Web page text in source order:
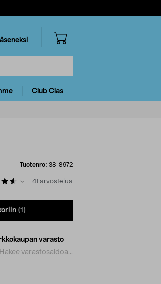
Club Clas
Tuotenro: 38-8972
41 arvostelua
(1)
varasto
Hakee varastosaldoa...